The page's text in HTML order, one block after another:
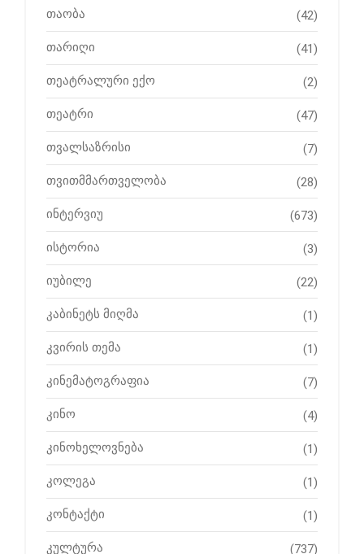
თაობა (42)
თარიღი (41)
თეატრალური ექო (2)
თეატრი (47)
თვალსაზრისი (7)
თვითმმართველობა (28)
ინტერვიუ (673)
ისტორია (3)
იუბილე (22)
კაბინეტს მიღმა (1)
კვირის თემა (1)
კინემატოგრაფია (7)
კინო (4)
კინოხელოვნება (1)
კოლეგა (1)
კონტაქტი (1)
კულტურა (737)